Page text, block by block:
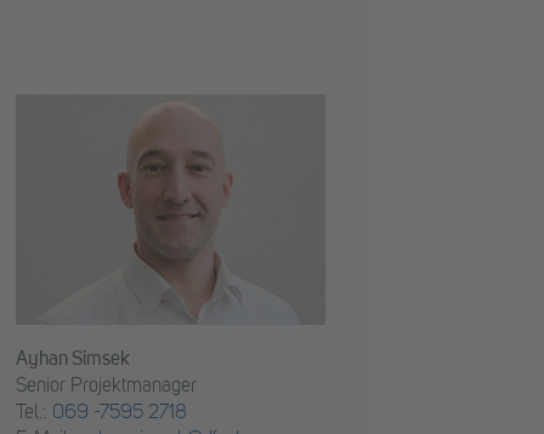
Ayhan Simsek
Senior Projektmanager
Tel.: 069 -7595 2718